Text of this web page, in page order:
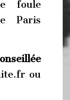
foule
Paris
ou